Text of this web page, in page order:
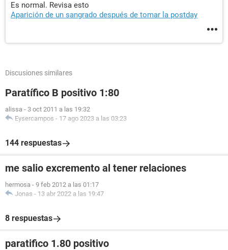
Es normal. Revisa esto
Aparición de un sangrado después de tomar la postday
Discusiones similares
Paratífico B positivo 1:80
alissa - 3 oct 2011 a las 19:32
Eysercampos - 17 ago 2023 a las 03:23
144 respuestas
me salio excremento al tener relaciones
hermosa - 9 feb 2012 a las 01:17
Jonas - 13 abr 2022 a las 19:47
8 respuestas
paratifico 1.80 positivo